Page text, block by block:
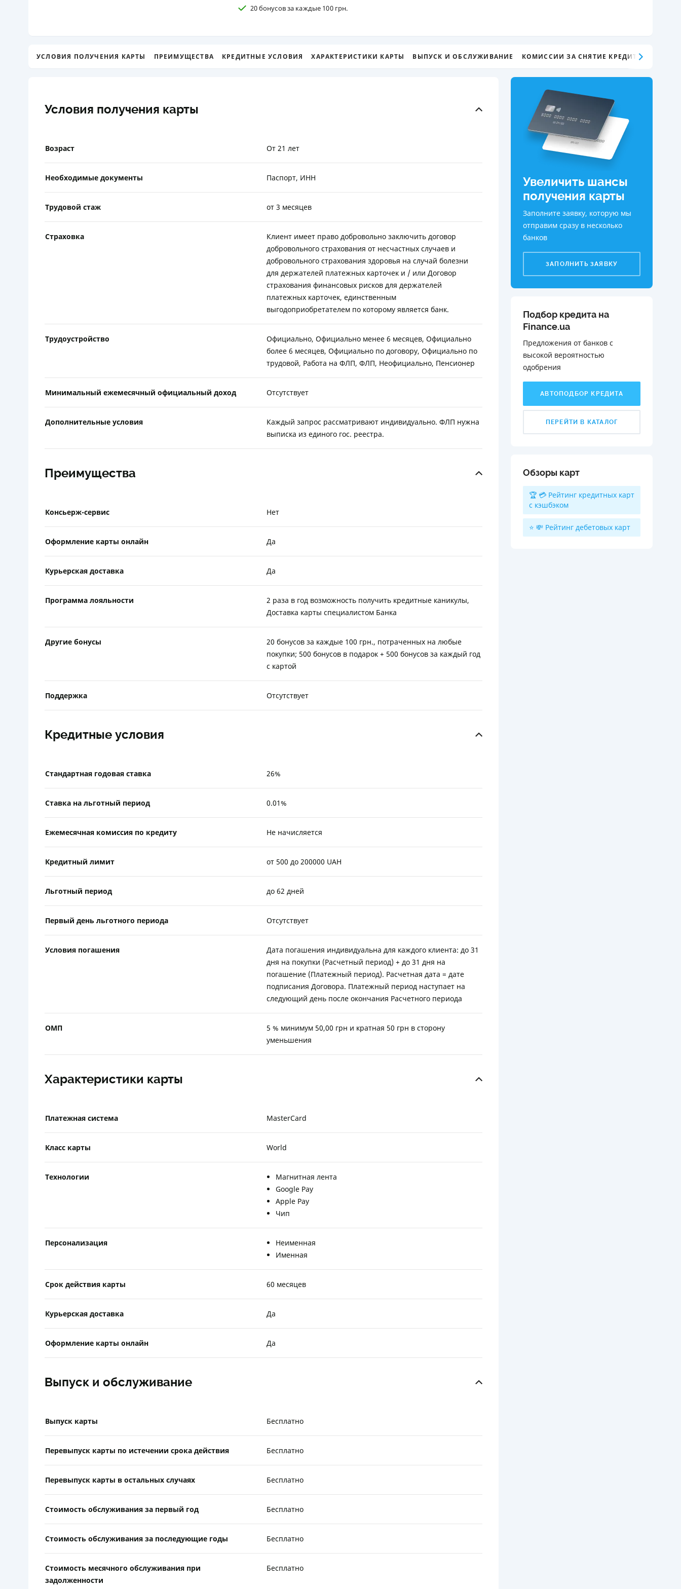
БАНКОВСКИМ КАРТАМ
20 бонусов за каждые 100 грн.
УСЛОВИЯ ПОЛУЧЕНИЯ КАРТЫ ПРЕИМУЩЕСТВА КРЕДИТНЫЕ УСЛОВИЯ ХАРАКТЕРИСТИКИ КАРТЫ ВЫПУСК И ОБСЛУЖИВАНИЕ КОМИССИИ ЗА СНЯТИЕ КРЕДИТНЫХ
Условия получения карты
Возраст От 21 лет
Необходимые документы Паспорт, ИНН
Трудовой стаж от 3 месяцев
Страховка
Клиент имеет право добровольно заключить договор
добровольного страхования от несчастных случаев и
добровольного страхования здоровья на случай болезни
для держателей платежных карточек и / или Договор
страхования финансовых рисков для держателей
платежных карточек, единственным
выгодоприобретателем по которому является банк.
Трудоустройство
Официально, Официально менее 6 месяцев, Официально
более 6 месяцев, Официально по договору, Официально по
трудовой, Работа на ФЛП, ФЛП, Неофициально, Пенсионер
Минимальный ежемесячный официальный доход Отсутствует
Дополнительные условия
Каждый запрос рассматривают индивидуально. ФЛП нужна
выписка из единого гос. реестра.
Преимущества
Консьерж-сервис Нет
Оформление карты онлайн Да
Курьерская доставка Да
Программа лояльности
2 раза в год возможность получить кредитные каникулы,
Доставка карты специалистом Банка
Другие бонусы
20 бонусов за каждые 100 грн., потраченных на любые
покупки; 500 бонусов в подарок + 500 бонусов за каждый год
с картой
Поддержка Отсутствует
Кредитные условия
Стандартная годовая ставка 26%
Ставка на льготный период 0.01%
Ежемесячная комиссия по кредиту Не начисляется
Кредитный лимит от 500 до 200000 UAH
Льготный период до 62 дней
Первый день льготного периода Отсутствует
Условия погашения
Дата погашения индивидуальна для каждого клиента: до 31
дня на покупки (Расчетный период) + до 31 дня на
погашение (Платежный период). Расчетная дата = дате
подписания Договора. Платежный период наступает на
следующий день после окончания Расчетного периода
ОМП
5 % минимум 50,00 грн и кратная 50 грн в сторону
уменьшения
Характеристики карты
Платежная система MasterCard
Класс карты World
Технологии
Магнитная лента
Google Pay
Apple Pay
Чип
Персонализация
Неименная
Именная
Срок действия карты 60 месяцев
Курьерская доставка Да
Оформление карты онлайн Да
Выпуск и обслуживание
Выпуск карты Бесплатно
Перевыпуск карты по истечении срока действия Бесплатно
Перевыпуск карты в остальных случаях Бесплатно
Стоимость обслуживания за первый год Бесплатно
Стоимость обслуживания за последующие годы Бесплатно
Стоимость месячного обслуживания при
задолженности
Бесплатно
Увеличить шансы
получения карты
Заполните заявку, которую мы
отправим сразу в несколько
банков
ЗАПОЛНИТЬ ЗАЯВКУ
Подбор кредита на
Finance.ua
Предложения от банков с
высокой вероятностью
одобрения️
АВТОПОДБОР КРЕДИТА
ПЕРЕЙТИ В КАТАЛОГ
Обзоры карт
🏆 💳 Рейтинг кредитных карт
с кэшбэком
⭐ 💸 Рейтинг дебетовых карт